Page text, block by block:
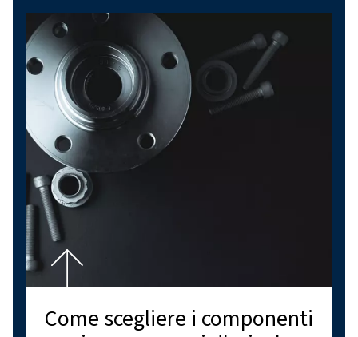
NOZIONI DI BASE SULL'ARIA COMPRESSA